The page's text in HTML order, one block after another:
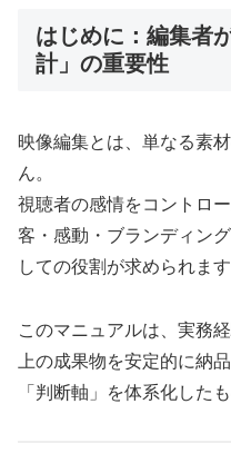
はじめに：編集者
計」の重要性
映像編集とは、単なる素
ん。
視聴者の感情をコントロ
客・感動・ブランディン
しての役割が求められます
このマニュアルは、実務
上の成果物を安定的に納
「判断軸」を体系化したも